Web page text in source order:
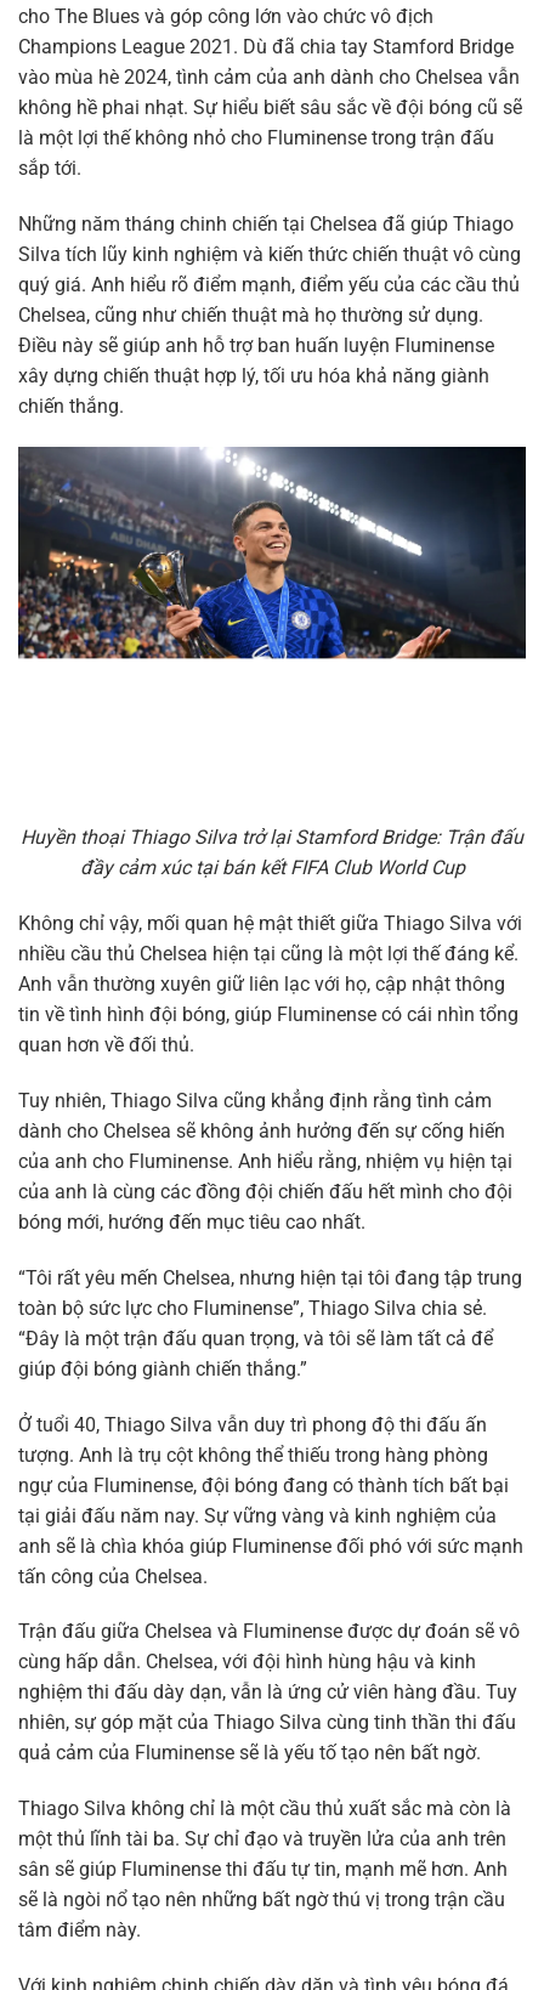
cho The Blues và góp công lớn vào chức vô địch
Champions League 2021. Dù đã chia tay Stamford Bridge
vào mùa hè 2024, tình cảm của anh dành cho Chelsea vẫn
không hề phai nhạt. Sự hiểu biết sâu sắc về đội bóng cũ sẽ
là một lợi thế không nhỏ cho Fluminense trong trận đấu
sắp tới.
Những năm tháng chinh chiến tại Chelsea đã giúp Thiago
Silva tích lũy kinh nghiệm và kiến thức chiến thuật vô cùng
quý giá. Anh hiểu rõ điểm mạnh, điểm yếu của các cầu thủ
Chelsea, cũng như chiến thuật mà họ thường sử dụng.
Điều này sẽ giúp anh hỗ trợ ban huấn luyện Fluminense
xây dựng chiến thuật hợp lý, tối ưu hóa khả năng giành
chiến thắng.
Huyền thoại Thiago Silva trở lại Stamford Bridge: Trận đấu
đầy cảm xúc tại bán kết FIFA Club World Cup
Không chỉ vậy, mối quan hệ mật thiết giữa Thiago Silva với
nhiều cầu thủ Chelsea hiện tại cũng là một lợi thế đáng kể.
Anh vẫn thường xuyên giữ liên lạc với họ, cập nhật thông
tin về tình hình đội bóng, giúp Fluminense có cái nhìn tổng
quan hơn về đối thủ.
Tuy nhiên, Thiago Silva cũng khẳng định rằng tình cảm
dành cho Chelsea sẽ không ảnh hưởng đến sự cống hiến
của anh cho Fluminense. Anh hiểu rằng, nhiệm vụ hiện tại
của anh là cùng các đồng đội chiến đấu hết mình cho đội
bóng mới, hướng đến mục tiêu cao nhất.
“Tôi rất yêu mến Chelsea, nhưng hiện tại tôi đang tập trung
toàn bộ sức lực cho Fluminense”, Thiago Silva chia sẻ.
“Đây là một trận đấu quan trọng, và tôi sẽ làm tất cả để
giúp đội bóng giành chiến thắng.”
Ở tuổi 40, Thiago Silva vẫn duy trì phong độ thi đấu ấn
tượng. Anh là trụ cột không thể thiếu trong hàng phòng
ngự của Fluminense, đội bóng đang có thành tích bất bại
tại giải đấu năm nay. Sự vững vàng và kinh nghiệm của
anh sẽ là chìa khóa giúp Fluminense đối phó với sức mạnh
tấn công của Chelsea.
Trận đấu giữa Chelsea và Fluminense được dự đoán sẽ vô
cùng hấp dẫn. Chelsea, với đội hình hùng hậu và kinh
nghiệm thi đấu dày dạn, vẫn là ứng cử viên hàng đầu. Tuy
nhiên, sự góp mặt của Thiago Silva cùng tinh thần thi đấu
quả cảm của Fluminense sẽ là yếu tố tạo nên bất ngờ.
Thiago Silva không chỉ là một cầu thủ xuất sắc mà còn là
một thủ lĩnh tài ba. Sự chỉ đạo và truyền lửa của anh trên
sân sẽ giúp Fluminense thi đấu tự tin, mạnh mẽ hơn. Anh
sẽ là ngòi nổ tạo nên những bất ngờ thú vị trong trận cầu
tâm điểm này.